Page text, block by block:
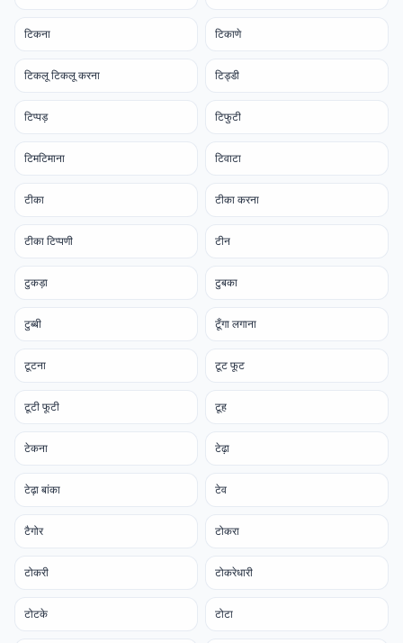
टिकना टिकाणे
टिकलू टिकलू करना टिड्डी
टिप्पड़ टिफुटी
टिमटिमाना टिवाटा
टीका टीका करना
टीका टिप्पणी टीन
टुकड़ा टुबका
टुब्बी टूँगा लगाना
टूटना टूट फूट
टूटी फूटी टूह
टेकना टेढ़ा
टेढ़ा बांका टेव
टैगोर टोकरा
टोकरी टोकरेधारी
टोटके टोटा